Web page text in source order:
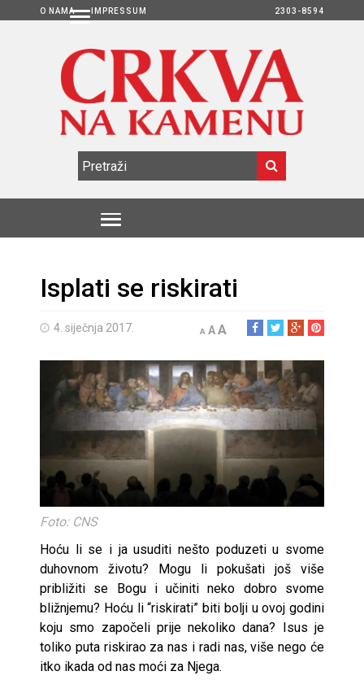
O NAMA IMPRESSUM 2303-8594
Isplati se riskirati
4. siječnja 2017. A AA
Foto: CNS
Hoću li se i ja usuditi nešto poduzeti u svome
duhovnom životu? Mogu li pokušati još više
približiti se Bogu i učiniti neko dobro svome
bližnjemu? Hoću li “riskirati” biti bolji u ovoj godini
koju smo započeli prije nekoliko dana? Isus je
toliko puta riskirao za nas i radi nas, više nego će
itko ikada od nas moći za Njega.